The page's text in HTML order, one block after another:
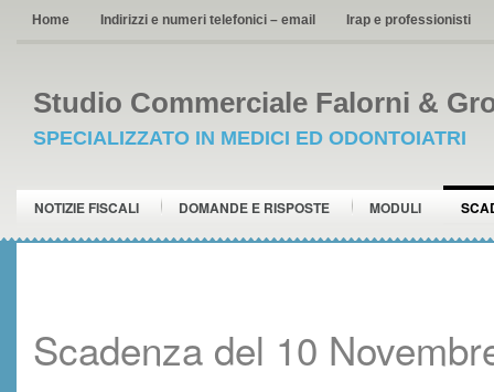
Home Indirizzi e numeri telefonici – email Irap e professionisti
Studio Commerciale Falorni &
SPECIALIZZATO IN MEDICI ED ODONTOIATRI
NOTIZIE FISCALI DOMANDE E RISPOSTE MODULI
Scadenza del 10